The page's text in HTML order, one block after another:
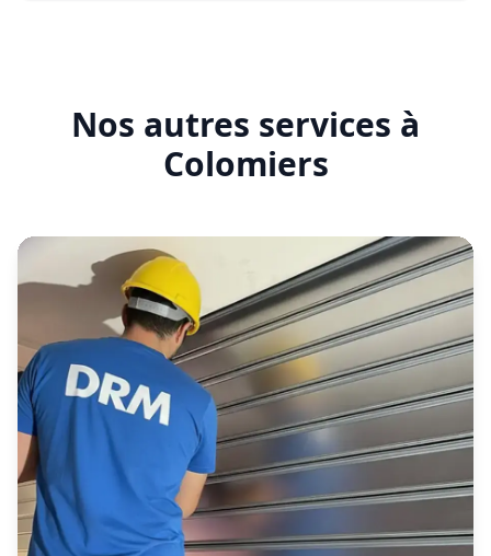
Garantie
Garantie
Nos autres services à
Colomiers